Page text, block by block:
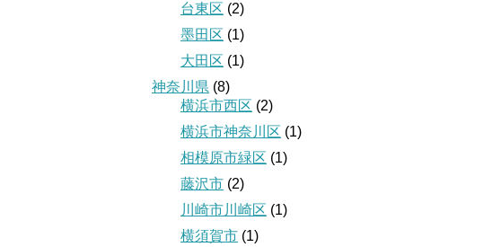
台東区 (2)
墨田区 (1)
大田区 (1)
神奈川県 (8)
横浜市西区 (2)
横浜市神奈川区 (1)
相模原市緑区 (1)
藤沢市 (2)
川崎市川崎区 (1)
横須賀市 (1)